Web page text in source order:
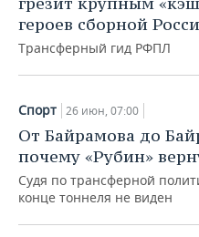
героев сборной
Трансферный гид РФПЛ
Спорт 26 июн, 07:00
От Байрамова до
почему «Рубин»
Судя по трансферной
конце тоннеля не виден